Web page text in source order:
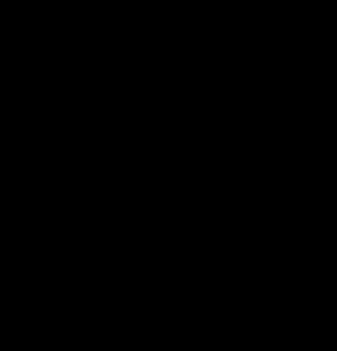
Получил свою картину быстро, качество
интуитивно. Картинка получилась яркой